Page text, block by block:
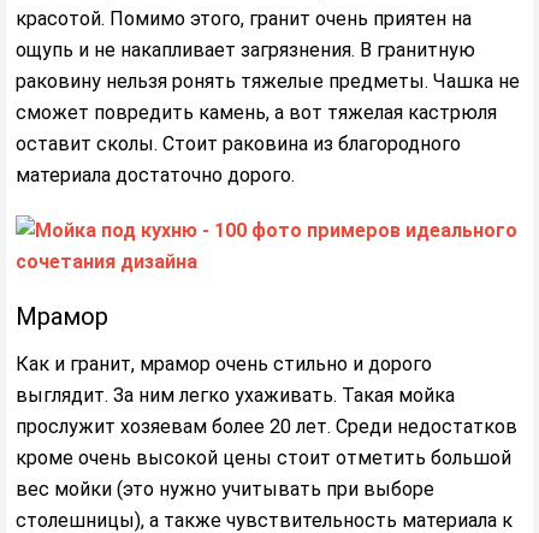
красотой. Помимо этого, гранит очень приятен на
ощупь и не накапливает загрязнения. В гранитную
раковину нельзя ронять тяжелые предметы. Чашка не
сможет повредить камень, а вот тяжелая кастрюля
оставит сколы. Стоит раковина из благородного
материала достаточно дорого.
Мрамор
Как и гранит, мрамор очень стильно и дорого
выглядит. За ним легко ухаживать. Такая мойка
прослужит хозяевам более 20 лет. Среди недостатков
кроме очень высокой цены стоит отметить большой
вес мойки (это нужно учитывать при выборе
столешницы), а также чувствительность материала к